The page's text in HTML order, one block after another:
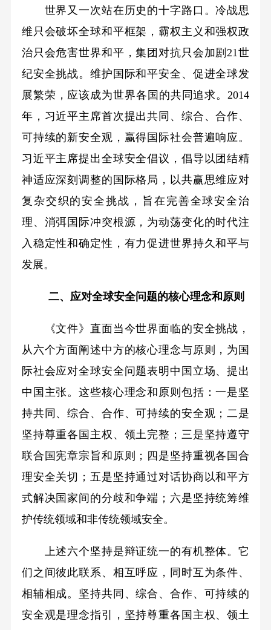
世界又一次站在历史的十字路口。冷战思
维只会破坏全球和平框架，霸权主义和强权政
治只会危害世界和平，集团对抗只会加剧21世
纪安全挑战。维护国际和平安全、促进全球发
展繁荣，应该成为世界各国的共同追求。2014
年，习近平主席首次提出共同、综合、合作、
可持续的新安全观，赢得国际社会普遍响应。
习近平主席提出全球安全倡议，倡导以团结精
神适应深刻调整的国际格局，以共赢思维应对
复杂交织的安全挑战，旨在完善全球安全治
理、消弭国际冲突根源，为动荡变化的时代注
入稳定性和确定性，有力促进世界持久和平与
发展。
二、应对全球安全问题的核心理念和原则
《文件》直面当今世界面临的安全挑战，
从六个方面阐述中方的核心理念与原则，为国
际社会应对全球安全问题表明中国立场、提出
中国主张。这些核心理念和原则包括：一是坚
持共同、综合、合作、可持续的安全观；二是
坚持尊重各国主权、领土完整；三是坚持遵守
联合国宪章宗旨和原则；四是坚持重视各国合
理安全关切；五是坚持通过对话协商以和平方
式解决国家间的分歧和争端；六是坚持统筹维
护传统领域和非传统领域安全。
上述六个坚持是辩证统一的有机整体。它
们之间彼此联系、相互呼应，同时互为条件、
相辅相成。坚持共同、综合、合作、可持续的
安全观是理念指引，坚持尊重各国主权、领土